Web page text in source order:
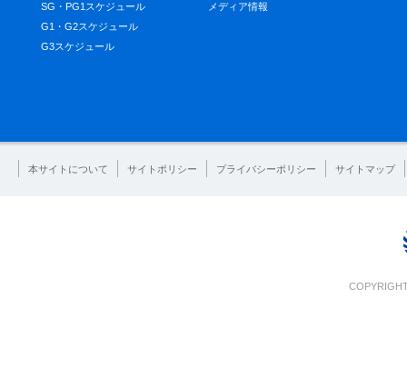
SG・PG1スケジュール
G1・G2スケジュール
G3スケジュール
メディア情報
本サイトについて サイトポリシー プライバシーポリシー サイトマップ